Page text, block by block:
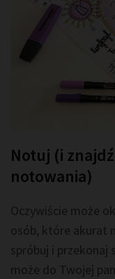
Notuj (i
notowania)
Oczywiście może
osób, które akurat
spróbuj i przekonaj
może do Twojej